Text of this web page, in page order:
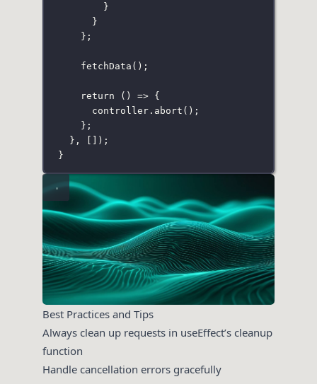
}
}
};
fetchData ();
return () => {
controller. abort ();
};
}, []);
}
Best Practices and Tips
Always clean up requests in useEffect’s cleanup
function
Handle cancellation errors gracefully